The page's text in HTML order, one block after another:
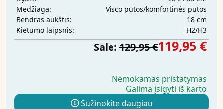
Medžiaga:
Visco putos/komfortinės putos
Bendras aukštis:
18 cm
Kietumo laipsnis:
H2/H3
Sale: 129,95 €119,95 €
Nemokamas pristatymas
Galima įsigyti iš karto
Sužinokite daugiau